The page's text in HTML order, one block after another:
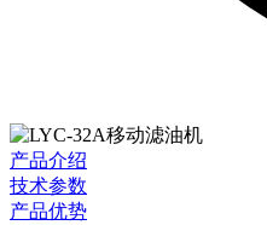
产品介绍
技术参数
产品优势